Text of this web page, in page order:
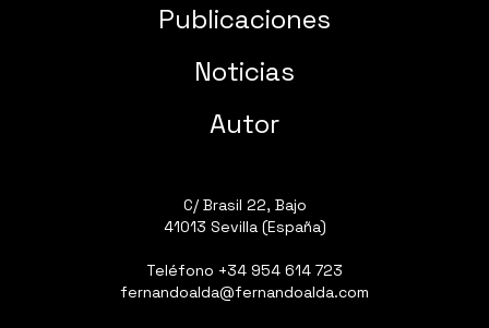
Publicaciones
Noticias
Autor
C/ Brasil 22, Bajo
41013 Sevilla (España)
Teléfono +34 954 614 723
fernandoalda@fernandoalda.com